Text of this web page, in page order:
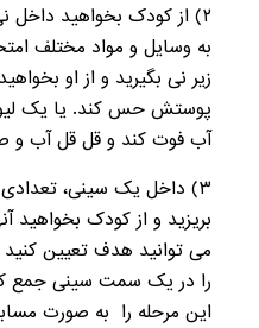
۲) از کودک بخواهید
به وسایل و مواد مختلف
زیر نی بگیرید و از او
پوستش حس کند. یا یک
آب فوت کند و قل قل آب و
۳) داخل یک سینی،
بریزید و از کودک بخواهید
می توانید هدف تعیین
را در یک سمت سینی جمع
این مرحله را به صورت